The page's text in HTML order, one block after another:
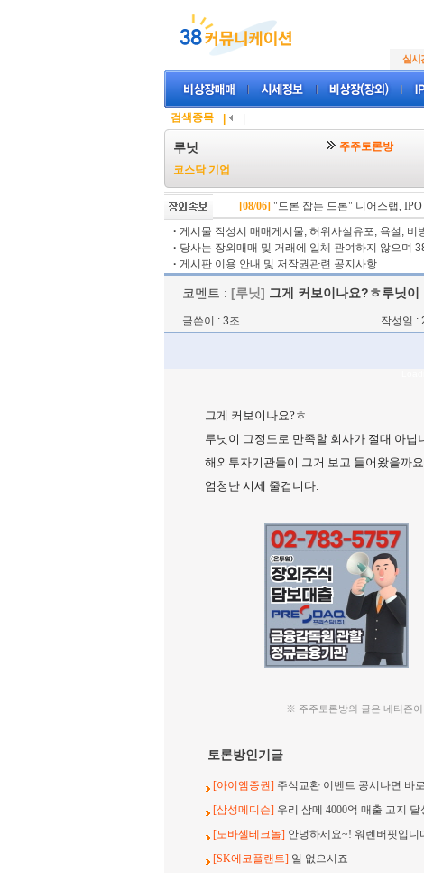
실시
검색종목
루닛
코스닥 기업
주주토론방
[08/06]"드론 잡는 드론" 니어스랩, IPO
· 게시물 작성시 매매게시물, 허위사실유포, 욕설,
· 당사는 장외매매 및 거래에 일체 관여하지 않으며
· 게시판 이용 안내 및 저작권관련 공지사항
코멘트 : [루닛] 그게 커보이나요?ㅎ루닛
글쓴이 : 3조 작성일 :
그게 커보이나요?ㅎ
루닛이 그정도로 만족할 회사가 절대 아닙
해외투자기관들이 그거 보고 들어왔을까
엄청난 시세 줄겁니다.
※ 주주토론방의 글은 네티즌
토론방인기글
[아이엠증권] 주식교환 이벤트 공시나면 바
[삼성메디슨] 우리 삼메 4000억 매출 고지 달
[노바셀테크놀] 안녕하세요~! 워렌버핏입니
[SK에코플랜트] 일 없으시죠